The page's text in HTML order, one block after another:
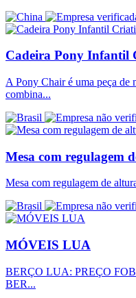
Cadeira Pony Infantil
A Pony Chair é uma peça de
combina...
Mesa com regulagem
Mesa com regulagem de
MÓVEIS LUA
BERÇO LUA: PREÇO
BER...